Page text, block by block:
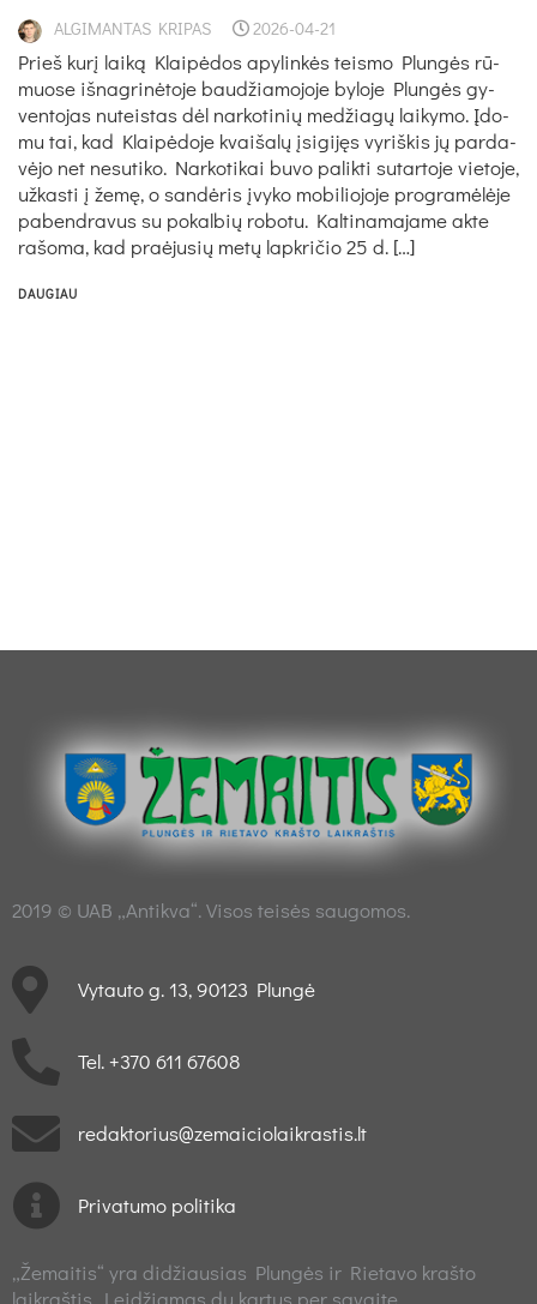
ALGIMANTAS KRIPAS 2026-04-21
Prieš ku­rį lai­ką Klai­pė­dos apy­lin­kės teis­mo Plun­gės rū­
muo­se iš­nag­ri­nė­to­je bau­džia­mo­jo­je by­lo­je Plun­gės gy­
ven­to­jas nu­teis­tas dėl nar­ko­ti­nių me­džia­gų lai­ky­mo. Įdo­
mu tai, kad Klai­pė­do­je kvai­ša­lų įsi­gi­jęs vy­riš­kis jų par­da­
vė­jo net ne­su­ti­ko. Nar­ko­ti­kai bu­vo pa­lik­ti su­tar­to­je vie­to­je,
už­kas­ti į že­mę, o san­dė­ris įvy­ko mo­bi­lio­jo­je pro­gra­mė­lė­je
pa­bend­ra­vus su po­kal­bių ro­bo­tu. Kal­ti­na­ma­ja­me ak­te
ra­šo­ma, kad praė­ju­sių me­tų lapk­ri­čio 25 d. […]
DAUGIAU
2019 © UAB „Antikva“. Visos teisės saugomos.
Vytauto g. 13, 90123 Plungė
Tel. +370 611 67608
redaktorius@zemaiciolaikrastis.lt
Privatumo politika
„Žemaitis“ yra didžiausias Plungės ir Rietavo krašto